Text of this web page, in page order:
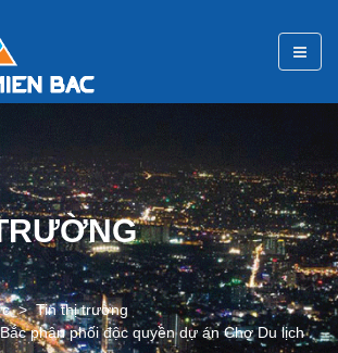
Tin thị trường
phân phối độc quyền dự án Chợ Du lịch